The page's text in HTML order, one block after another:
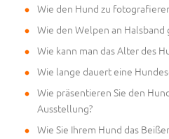
Wie den Hund zu
Wie den Welpen an Halsband
Wie kann man das Alter des
Wie lange dauert eine
Wie präsentieren Sie den
Ausstellung?
Wie Sie Ihrem Hund das